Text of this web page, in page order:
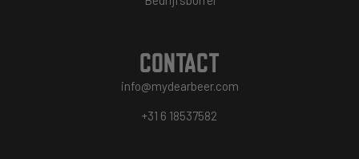
CONTACT
info@mydearbeer.com
+31 6 18537582